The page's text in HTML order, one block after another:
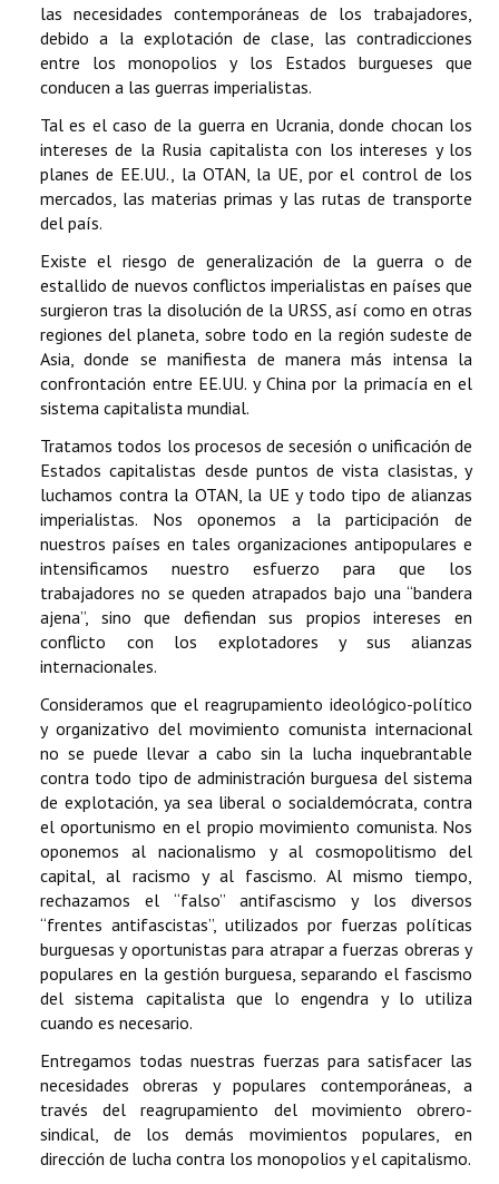
las necesidades contemporáneas de los trabajadores,
debido a la explotación de clase, las contradicciones
entre los monopolios y los Estados burgueses que
conducen a las guerras imperialistas.
Tal es el caso de la guerra en Ucrania, donde chocan los
intereses de la Rusia capitalista con los intereses y los
planes de EE.UU., la OTAN, la UE, por el control de los
mercados, las materias primas y las rutas de transporte
del país.
Existe el riesgo de generalización de la guerra o de
estallido de nuevos conflictos imperialistas en países que
surgieron tras la disolución de la URSS, así como en otras
regiones del planeta, sobre todo en la región sudeste de
Asia, donde se manifiesta de manera más intensa la
confrontación entre EE.UU. y China por la primacía en el
sistema capitalista mundial.
Tratamos todos los procesos de secesión o unificación de
Estados capitalistas desde puntos de vista clasistas, y
luchamos contra la OTAN, la UE y todo tipo de alianzas
imperialistas. Nos oponemos a la participación de
nuestros países en tales organizaciones antipopulares e
intensificamos nuestro esfuerzo para que los
trabajadores no se queden atrapados bajo una “bandera
ajena”, sino que defiendan sus propios intereses en
conflicto con los explotadores y sus alianzas
internacionales.
Consideramos que el reagrupamiento ideológico-político
y organizativo del movimiento comunista internacional
no se puede llevar a cabo sin la lucha inquebrantable
contra todo tipo de administración burguesa del sistema
de explotación, ya sea liberal o socialdemócrata, contra
el oportunismo en el propio movimiento comunista. Nos
oponemos al nacionalismo y al cosmopolitismo del
capital, al racismo y al fascismo. Al mismo tiempo,
rechazamos el “falso” antifascismo y los diversos
“frentes antifascistas”, utilizados por fuerzas políticas
burguesas y oportunistas para atrapar a fuerzas obreras y
populares en la gestión burguesa, separando el fascismo
del sistema capitalista que lo engendra y lo utiliza
cuando es necesario.
Entregamos todas nuestras fuerzas para satisfacer las
necesidades obreras y populares contemporáneas, a
través del reagrupamiento del movimiento obrero-
sindical, de los demás movimientos populares, en
dirección de lucha contra los monopolios y el capitalismo.